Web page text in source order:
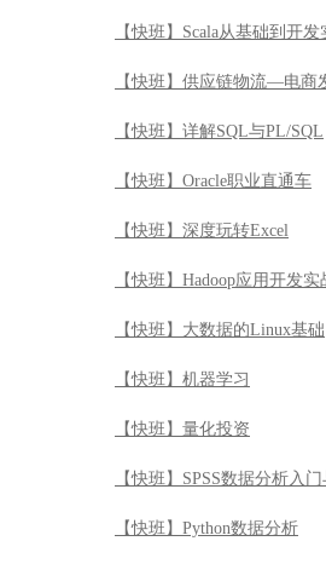
【快班】Hadoop应用开发实
【快班】大数据的Linux基础
【快班】机器学习
【快班】量化投资
【快班】SPSS数据分析入门
【快班】Python数据分析
【快班】NoSQL与NewSQL
【快班】大数据算法导论
【快班】大数据的矩阵计算
【快班】R语言数据分析、展
【快班】大数据的统计学基础